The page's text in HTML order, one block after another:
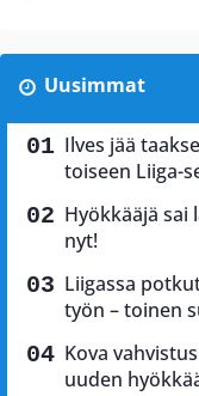
Uusimmat
Ilves jää
toiseen Liiga-
Hyökkääjä sai
nyt!
Liigassa
työn – toinen
Kova
uuden